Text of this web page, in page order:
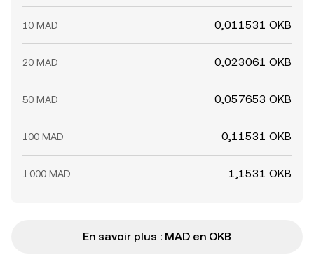
10 MAD 0,011531 OKB
20 MAD 0,023061 OKB
50 MAD 0,057653 OKB
100 MAD 0,11531 OKB
1 000 MAD 1,1531 OKB
En savoir plus : MAD en OKB